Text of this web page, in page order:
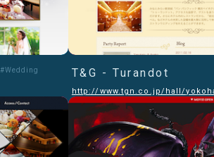
#Wedding T&G - Turandot
http://www.tgn.co.jp/hall/